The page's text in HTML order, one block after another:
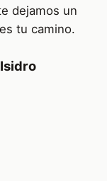
dejamos un
tu camino.